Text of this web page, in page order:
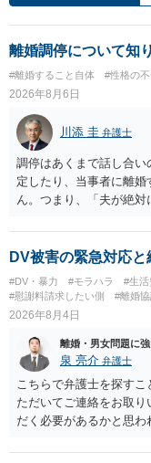
離婚調停について知
#離婚すること自体 #性格の
2026年8月6日
川添 圭 弁護士
調停はあくまで話し合
定したり、当事者に離
ん。つまり、「夫が絶
きません。 調停段階で
になるような条件提示
をいえば、夫から「こ
条件を全部丸呑みする、
だ、離婚訴訟をしたくな
に抵抗する可能性が高
離婚訴訟で離婚原因を主
も少なくありません。
よいと思います。
DV被害の緊急対応
#DV・暴力 #モラハラ #生活
#慰謝料請求したい側
#離婚協
2026年8月4日
離婚・男女問題に
泉 亮介 弁護士
こちらで弁護士を探す
ただいてご連絡をお取
だく必要があるかと思わ